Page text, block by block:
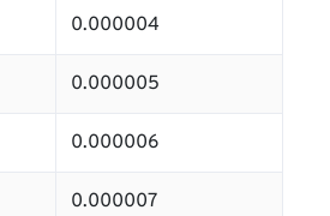
0.000004
0.000005
0.000006
0.000007